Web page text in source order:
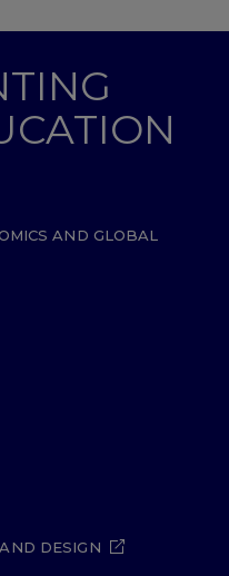
AND GLOBAL
DESIGN